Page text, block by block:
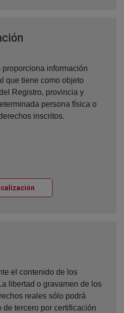
información
que tiene como objeto
Registro, provincia y
persona física o
inscritos.
el contenido de los
libertad o gravamen de los
reales sólo podrá
tercero por certificación